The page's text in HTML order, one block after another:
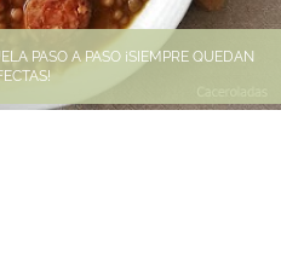
PASO A PASO ¡SIEMPRE QUEDAN